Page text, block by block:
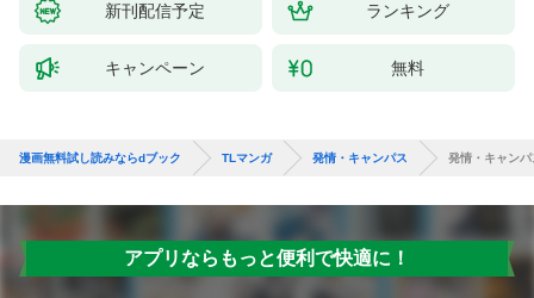
新刊配信予定 ランキング
キャンペーン 無料
漫画無料試し読みならdブック TLマンガ 発情・キャンパス 発情・キャンパ
アプリならもっと便利で快適に！